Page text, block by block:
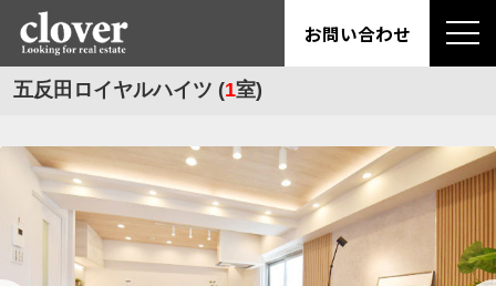
お問い合わせ
五反田ロイヤルハイツ (1室)